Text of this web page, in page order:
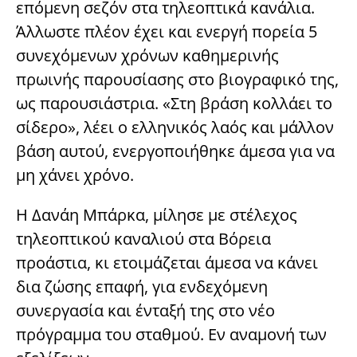
επόμενη σεζόν στα τηλεοπτικά κανάλια.
Άλλωστε πλέον έχει και ενεργή πορεία 5
συνεχόμενων χρόνων καθημερινής
πρωινής παρουσίασης στο βιογραφικό της,
ως παρουσιάστρια. «Στη βράση κολλάει το
σίδερο», λέει ο ελληνικός λαός και μάλλον
βάση αυτού, ενεργοποιήθηκε άμεσα για να
μη χάνει χρόνο.
Η Δανάη Μπάρκα, μίλησε με στέλεχος
τηλεοπτικού καναλιού στα Βόρεια
προάστια, κι ετοιμάζεται άμεσα να κάνει
δια ζώσης επαφή, για ενδεχόμενη
συνεργασία και ένταξή της στο νέο
πρόγραμμα του σταθμού. Εν αναμονή των